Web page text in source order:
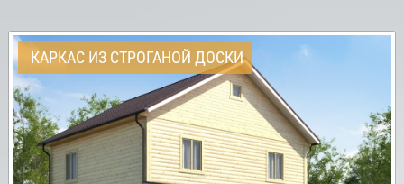
КАРКАС ИЗ СТРОГАНОЙ ДОСКИ